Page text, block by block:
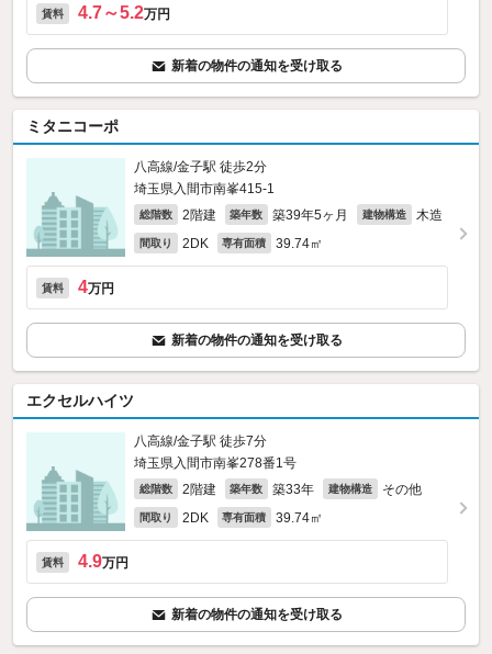
賃料 4.7～5.2万円
新着の物件の通知を受け取る
ミタニコーポ
八高線/金子駅 徒歩2分
埼玉県入間市南峯415-1
総階数 2階建 築年数 築39年5ヶ月 建物構造 木造
間取り 2DK 専有面積 39.74㎡
賃料 4万円
新着の物件の通知を受け取る
エクセルハイツ
八高線/金子駅 徒歩7分
埼玉県入間市南峯278番1号
総階数 2階建 築年数 築33年 建物構造 その他
間取り 2DK 専有面積 39.74㎡
賃料 4.9万円
新着の物件の通知を受け取る